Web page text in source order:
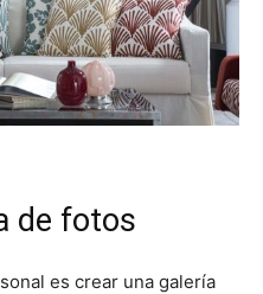
de fotos
es crear una galería